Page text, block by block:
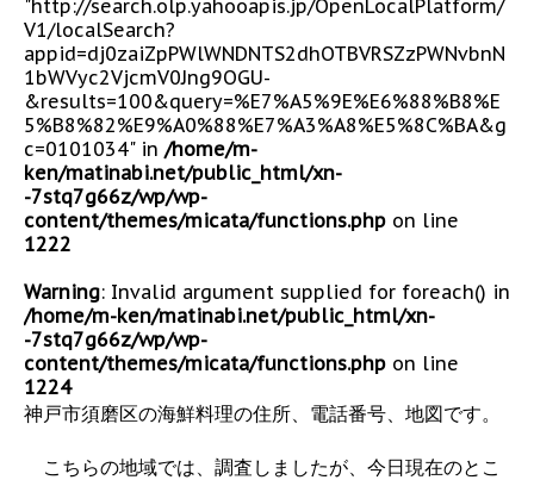
"http://search.olp.yahooapis.jp/OpenLocalPlatform/
V1/localSearch?
appid=dj0zaiZpPWlWNDNTS2dhOTBVRSZzPWNvbnN
1bWVyc2VjcmV0Jng9OGU-
&results=100&query=%E7%A5%9E%E6%88%B8%E
5%B8%82%E9%A0%88%E7%A3%A8%E5%8C%BA&g
c=0101034" in /home/m-
ken/matinabi.net/public_html/xn-
-7stq7g66z/wp/wp-
content/themes/micata/functions.php on line
1222
Warning: Invalid argument supplied for foreach() in
/home/m-ken/matinabi.net/public_html/xn-
-7stq7g66z/wp/wp-
content/themes/micata/functions.php on line
1224
神戸市須磨区の海鮮料理の住所、電話番号、地図です。
こちらの地域では、調査しましたが、今日現在のとこ